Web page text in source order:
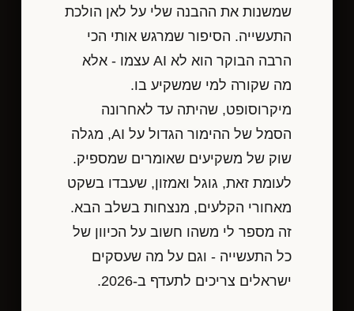
שמשנות את ההבנה שלי על לאן הולכת
התעשייה. הסיפור שמרגש אותי הכי
הרבה הבוקר הוא לא AI עצמו - אלא
מה שקורה למי שמשקיע בו.
מיקרוסופט, שהיתה עד לאחרונה
הסמל של ההימור הגדול על AI, מגלה
שוק של משקיעים שאומרים שמספיק.
לעומת זאת, גוגל ואמזון, שעבדו בשקט
מאחורי הקלעים, מנצחות בשלב הבא.
זה מספר לי משהו חשוב על הכיוון של
כל התעשייה - וגם על מה שעסקים
ישראלים צריכים לתעדף ב-2026.